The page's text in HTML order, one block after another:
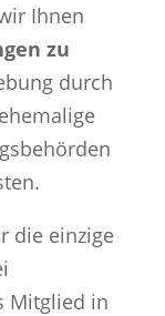
Ihnen
zu
durch
die einzige
Mitglied in